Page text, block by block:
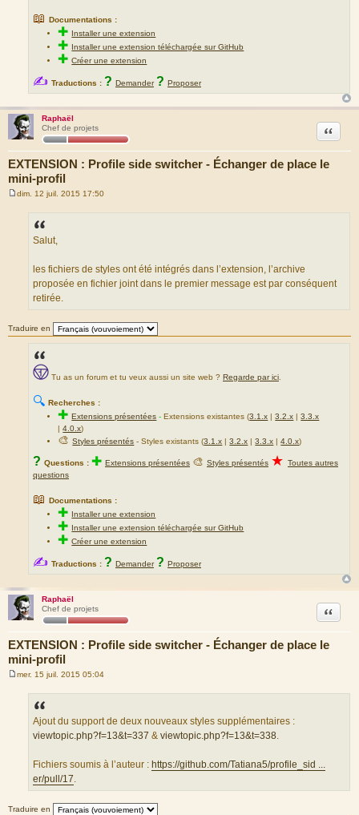
📖 Documentations :
✚ Installer une extension
✚ Installer une extension téléchargée sur GitHub
✚Créer une extension
✍ Traductions : ? Demander ? Proposer
Raphaël
Chef de projets
EXTENSION : Profile side switcher - Échanger de place le
mini-profil
Citation
dim. 12 juil. 2015 17:50
Salut,
les fichiers de styles ont été intégrés dans l’extension, l’archive
proposée en fichier joint dans le premier message est par conséquent
retirée.
Traduire en
Tu as un forum et tu veux aussi un site web ? Regarde par ici
🔍 Recherches :
✚Extensions présentées -Extensions existantes (3.1.x |3.2.x |3.3.x
|4.0.x)
🎨Styles présentés - Styles existants (3.1.x |3.2.x |3.3.x |4.0.x)
? Questions : ✚ Extensions présentées 🎨 Styles présentés ★ Toutes autres
questions
📖 Documentations :
✚ Installer une extension
✚ Installer une extension téléchargée sur GitHub
✚Créer une extension
✍ Traductions : ? Demander ? Proposer
Raphaël
Chef de projets
EXTENSION : Profile side switcher - Échanger de place le
mini-profil
Citation
mer. 15 juil. 2015 05:04
Ajout du support de deux nouveaux styles supplémentaires :
viewtopic.php?f=13&t=337 & viewtopic.php?f=13&t=338.
Fichiers soumis à l’auteur : https://github.com/Tatiana5/profile_sid ...
er/pull/17.
Traduire en